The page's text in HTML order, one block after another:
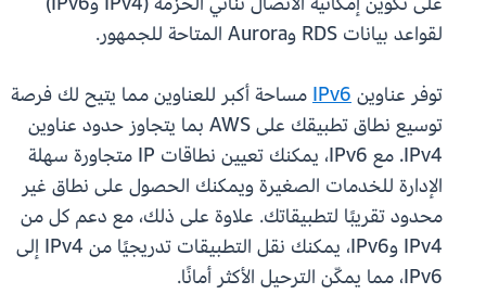
لقواعد بيانات RDS وAurora المتاحة للجمهور.
توفر عناوينIPv6مساحة أكبر للعناوين مما يتيح لك فرصة
توسيع نطاق تطبيقك على AWS بما يتجاوز حدود عناوين
IPv4. مع IPv6، يمكنك تعيين نطاقات IP متجاورة سهلة
الإدارة للخدمات الصغيرة ويمكنك الحصول على نطاق غير
محدود تقريبًا لتطبيقاتك. علاوة على ذلك، مع دعم كل من
IPv4 وIPv6، يمكنك نقل التطبيقات تدريجيًا من IPv4 إلى
IPv6، مما يمكّن الترحيل الأكثر أمانًا.